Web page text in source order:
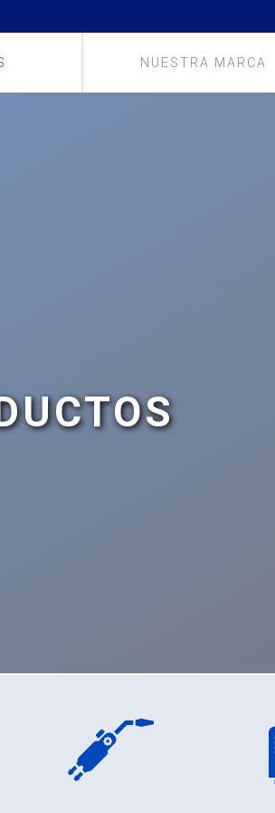
NUESTRA MARCA